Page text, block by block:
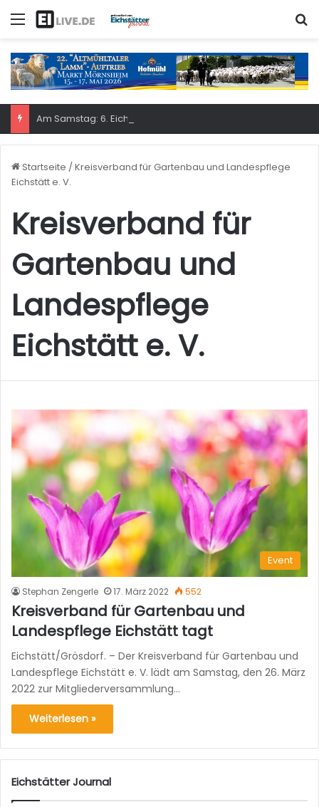
Menü
Startseite /Kreisverband für Gartenbau und Landespflege
Eichstätt e. V.
Kreisverband für
Gartenbau und
Landespflege
Eichstätt e. V.
Event
Stephan Zengerle 17. März 2022 552
Kreisverband für Gartenbau und
Landespflege Eichstätt tagt
Eichstätt/Grösdorf. – Der Kreisverband für Gartenbau und
Landespflege Eichstätt e. V. lädt am Samstag, den 26. März
2022 zur Mitgliederversammlung…
Weiterlesen »
Eichstätter Journal